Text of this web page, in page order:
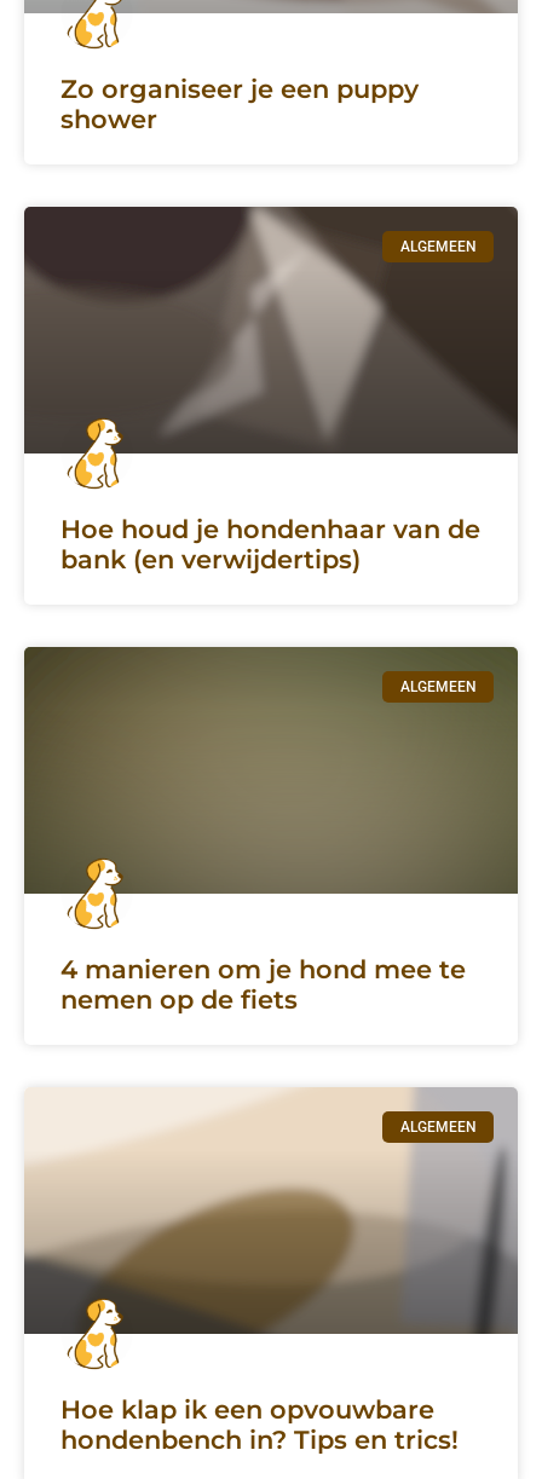
Zo organiseer je een puppy
shower
ALGEMEEN
Hoe houd je hondenhaar van de
bank (en verwijdertips)
ALGEMEEN
4 manieren om je hond mee te
nemen op de fiets
ALGEMEEN
Hoe klap ik een opvouwbare
hondenbench in? Tips en trics!